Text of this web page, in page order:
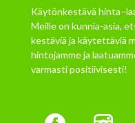
Käytönkestävä
Meille on kunnia-asia,
kestäviä ja käytettäviä
hintojamme ja
varmasti positiivisesti!